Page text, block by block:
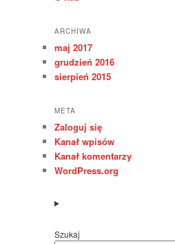
ARCHIWA
maj 2017
grudzień 2016
sierpień 2015
META
Zaloguj się
Kanał wpisów
Kanał komentarzy
WordPress.org
Szukaj